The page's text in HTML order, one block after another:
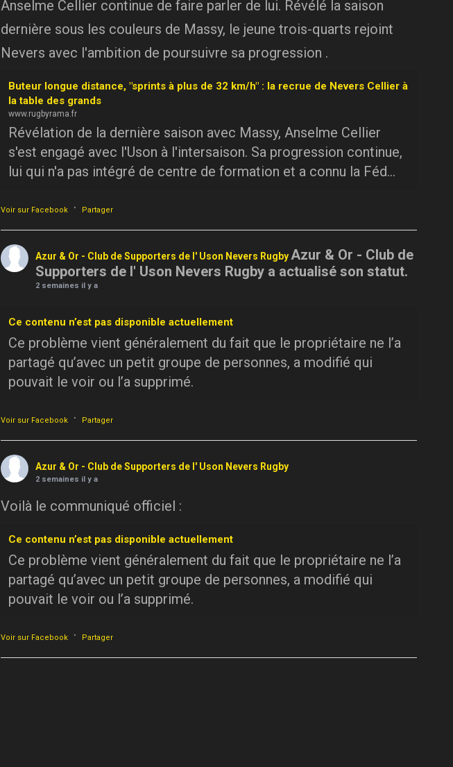
Anselme Cellier continue de faire parler de lui. Révélé la saison
dernière sous les couleurs de Massy, le jeune trois-quarts rejoint
Nevers avec l'ambition de poursuivre sa progression .
Buteur longue distance, "sprints à plus de 32 km/h" : la recrue de Nevers Cellier à
la table des grands
www.rugbyrama.fr
Révélation de la dernière saison avec Massy, Anselme Cellier
s'est engagé avec l'Uson à l'intersaison. Sa progression continue,
lui qui n'a pas intégré de centre de formation et a connu la Féd...
Voir sur Facebook · Partager
Azur & Or - Club de Supporters de l' Uson Nevers RugbyAzur & Or - Club de
Supporters de l' Uson Nevers Rugby a actualisé son statut.
2 semaines il y a
Ce contenu n’est pas disponible actuellement
Ce problème vient généralement du fait que le propriétaire ne l’a
partagé qu’avec un petit groupe de personnes, a modifié qui
pouvait le voir ou l’a supprimé.
Voir sur Facebook · Partager
Azur & Or - Club de Supporters de l' Uson Nevers Rugby
2 semaines il y a
Voilà le communiqué officiel :
Ce contenu n’est pas disponible actuellement
Ce problème vient généralement du fait que le propriétaire ne l’a
partagé qu’avec un petit groupe de personnes, a modifié qui
pouvait le voir ou l’a supprimé.
Voir sur Facebook · Partager